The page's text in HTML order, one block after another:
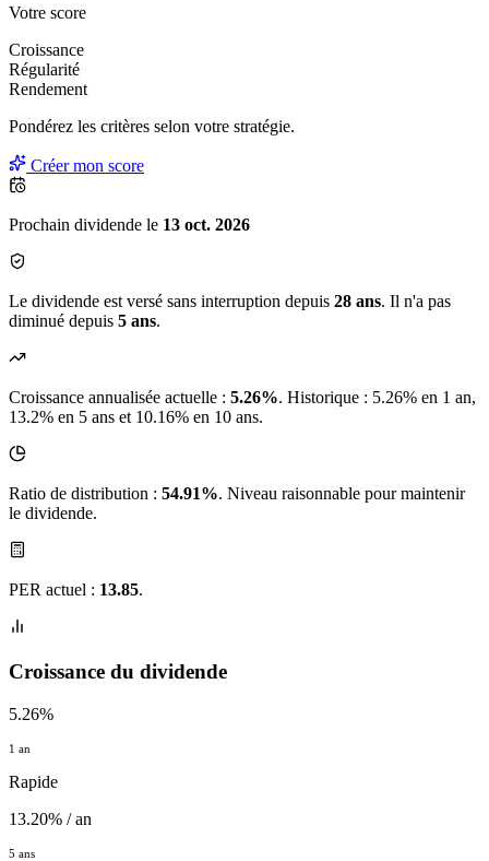
Votre score
Croissance
Régularité
Rendement
Pondérez les critères selon votre stratégie.
Créer mon score
Prochain dividende le 13 oct. 2026
Le dividende est versé sans interruption depuis 28 ans. Il n'a pas
diminué depuis 5 ans.
Croissance annualisée actuelle : 5.26%. Historique : 5.26% en 1 an,
13.2% en 5 ans et 10.16% en 10 ans.
Ratio de distribution : 54.91%. Niveau raisonnable pour maintenir
le dividende.
PER actuel : 13.85.
Croissance du dividende
5.26%
1 an
Rapide
13.20% / an
5 ans